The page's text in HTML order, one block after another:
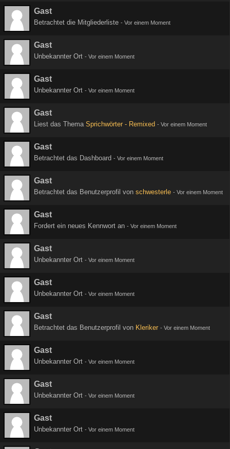
Gast
Betrachtet die Mitgliederliste - Vor einem Moment
Gast
Unbekannter Ort - Vor einem Moment
Gast
Unbekannter Ort - Vor einem Moment
Gast
Liest das Thema Sprichwörter - Remixed - Vor einem Moment
Gast
Betrachtet das Dashboard - Vor einem Moment
Gast
Betrachtet das Benutzerprofil von schwesterle - Vor einem Moment
Gast
Fordert ein neues Kennwort an - Vor einem Moment
Gast
Unbekannter Ort - Vor einem Moment
Gast
Unbekannter Ort - Vor einem Moment
Gast
Betrachtet das Benutzerprofil von Kleriker - Vor einem Moment
Gast
Unbekannter Ort - Vor einem Moment
Gast
Unbekannter Ort - Vor einem Moment
Gast
Unbekannter Ort - Vor einem Moment